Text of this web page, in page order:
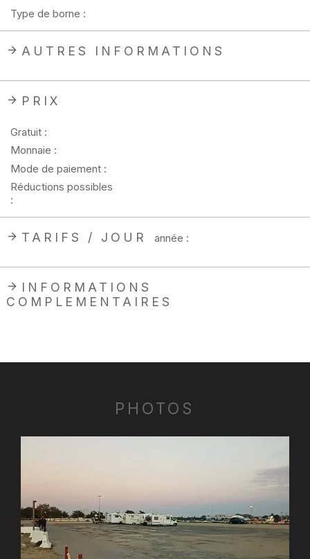
Type de borne :
AUTRES INFORMATIONS
PRIX
Gratuit :
Monnaie :
Mode de paiement :
Réductions possibles
:
TARIFS / JOUR année :
INFORMATIONS
COMPLEMENTAIRES
PHOTOS